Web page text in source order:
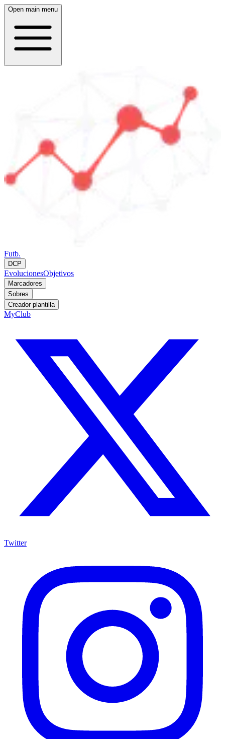
Open main menu
Futb.
DCP
EvolucionesObjetivos
Marcadores
Sobres
Creador plantilla
MyClub
Twitter